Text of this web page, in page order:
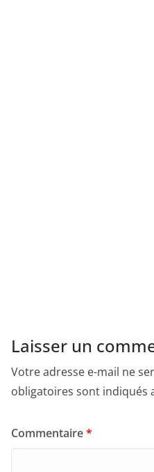
Laisser un
Votre adresse e-mail ne
obligatoires sont indiqués
Commentaire*